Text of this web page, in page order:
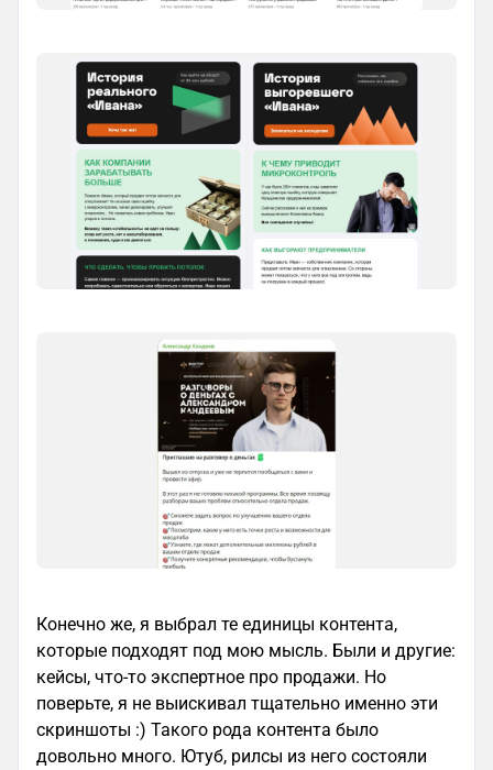
Конечно же, я выбрал те единицы контента,
которые подходят под мою мысль. Были и другие:
кейсы, что-то экспертное про продажи. Но
поверьте, я не выискивал тщательно именно эти
скриншоты :) Такого рода контента было
довольно много. Ютуб, рилсы из него состояли